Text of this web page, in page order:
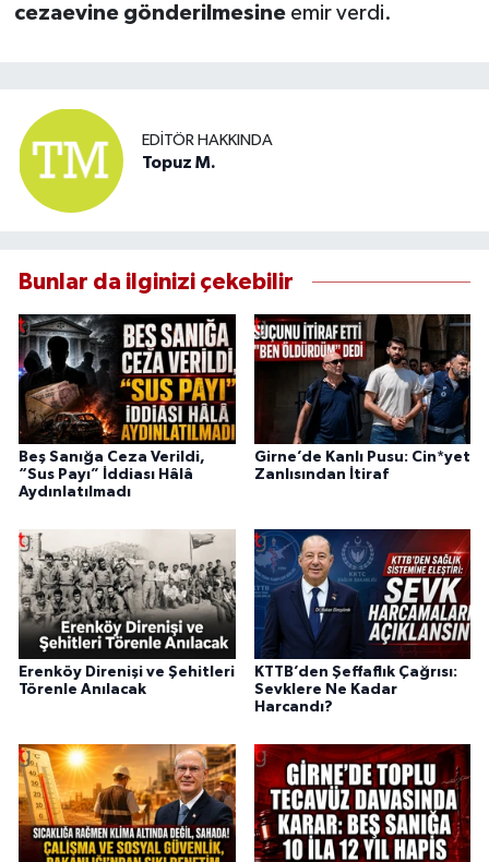
cezaevine gönderilmesineemir verdi.
EDITÖR HAKKINDA
Topuz M.
Bunlar da ilginizi çekebilir
Beş Sanığa Ceza Verildi,
“Sus Payı” İddiası Hâlâ
Aydınlatılmadı
Girne’de Kanlı Pusu: Cin*yet
Zanlısından İtiraf
Erenköy Direnişi ve Şehitleri
Törenle Anılacak
KTTB’den Şeffaflık Çağrısı:
Sevklere Ne Kadar
Harcandı?